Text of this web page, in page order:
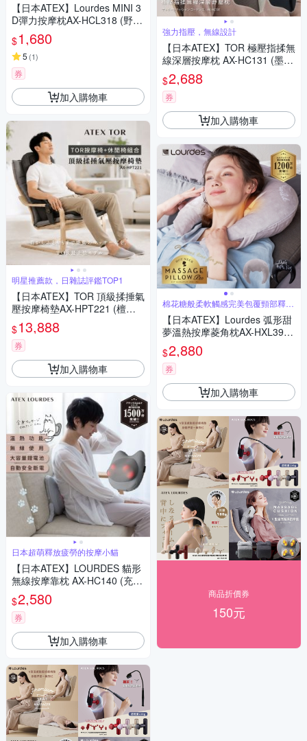
【日本ATEX】Lourdes MINI 3
D彈力按摩枕AX-HCL318 (野莓
裸粉/奶茶栗色)
$1,680
5 (1)
券
加入購物車
明星推薦款，日雜誌評鑑TOP1
【日本ATEX】TOR 頂級揉捶氣
壓按摩椅墊AX-HPT221 (檀木
黑/亞麻灰) 含休閒椅
$13,888
券
加入購物車
日本超萌釋放疲勞的按摩小貓
【日本ATEX】LOURDES 貓形
無線按摩靠枕 AX-HC140 (充電
式無線使用/貓咪造型)
$2,580
券
加入購物車
強力指壓，無線設計
【日本ATEX】TOR 極壓指揉無
線深層按摩枕 AX-HC131 (墨煙
灰/摩卡米)
$2,688
券
加入購物車
棉花糖般柔軟觸感完美包覆頸部釋放
壓力
【日本ATEX】Lourdes 弧形甜
夢溫熱按摩菱角枕AX-HXL391
(二色)
$2,880
券
加入購物車
商品折價券
150元